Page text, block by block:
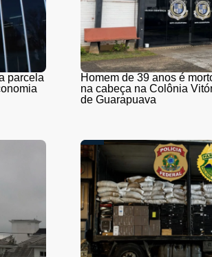
parcela
Homem de 39 anos é
na cabeça na Colônia
de Guarapuava